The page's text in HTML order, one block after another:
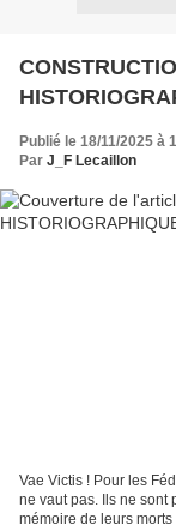
Publié le 18/11/2025 à
Par J_F Lecaillon
Vae Victis ! Pour les
ne vaut pas. Ils ne sont
mémoire de leurs morts